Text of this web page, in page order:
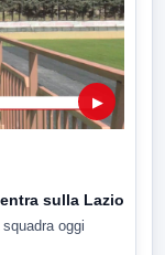
▶
sulla Lazio
oggi